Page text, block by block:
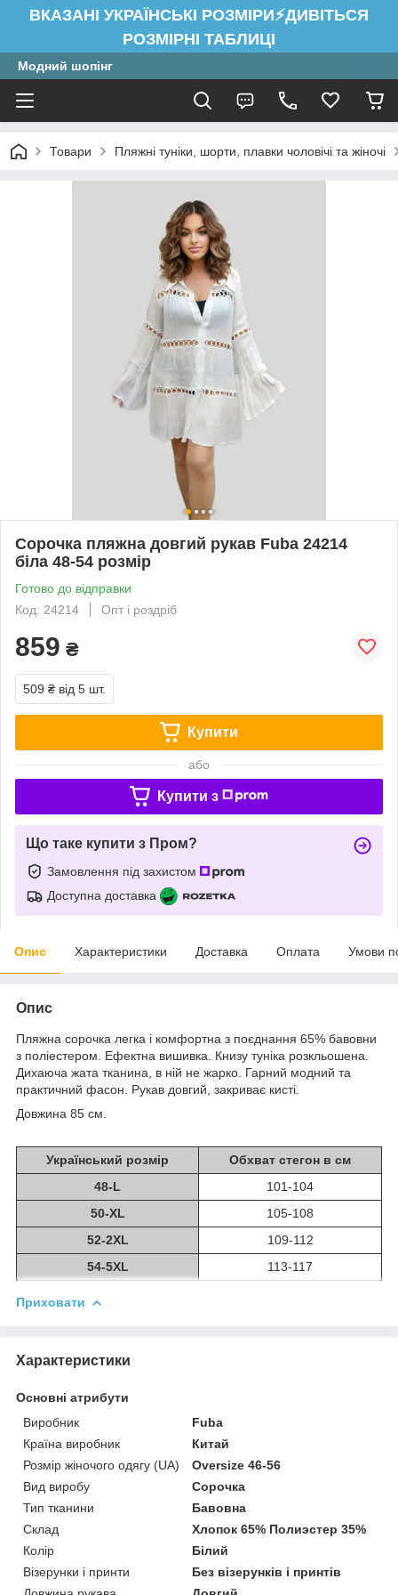
ВКАЗАНІ УКРАЇНСЬКІ РОЗМІРИ⚡ДИВІТЬСЯ
РОЗМІРНІ ТАБЛИЦІ
Модний шопінг
Товари Пляжні туніки, шорти, плавки чоловічі та жіночі
Сорочка пляжна довгий рукав Fuba 24214
біла 48-54 розмір
Готово до відправки
Код: 24214
Опт і роздріб
859 ₴
509 ₴ від 5 шт.
Купити
або
Купити з
Що таке купити з Пром?
Замовлення під захистом
Доступна доставка
Опис Характеристики Доставка Оплата Умови
Опис
Пляжна сорочка легка і комфортна з поєднання 65% бавовни
з поліестером. Ефектна вишивка. Книзу туніка розкльошена.
Дихаюча жата тканина, в ній не жарко. Гарний модний та
практичний фасон. Рукав довгий, закриває кисті.
Довжина 85 см.
Український розмір
Обхват стегон в см
48-L
101-104
50-XL
105-108
52-2XL
109-112
54-5XL
113-117
Приховати
Характеристики
Основні атрибути
Виробник
Fuba
Країна виробник
Китай
Розмір жіночого одягу (UA)
Oversize 46-56
Вид виробу
Сорочка
Тип тканини
Бавовна
Склад
Хлопок 65% Полиэстер 35%
Колір
Білий
Візерунки і принти
Без візерунків і принтів